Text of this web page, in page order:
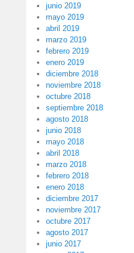
junio 2019
mayo 2019
abril 2019
marzo 2019
febrero 2019
enero 2019
diciembre 2018
noviembre 2018
octubre 2018
septiembre 2018
agosto 2018
junio 2018
mayo 2018
abril 2018
marzo 2018
febrero 2018
enero 2018
diciembre 2017
noviembre 2017
octubre 2017
agosto 2017
junio 2017